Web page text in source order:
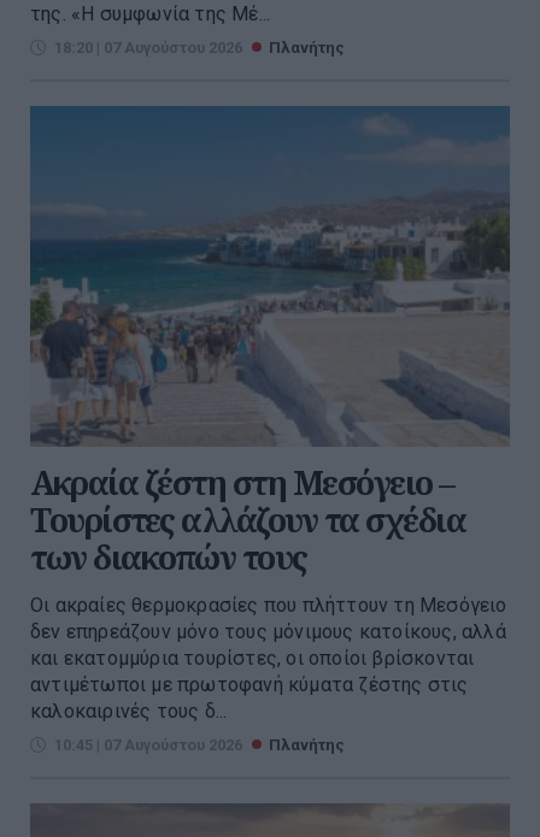
της. «Η συμφωνία της Μέ...
18:20 | 07 Αυγούστου 2026 Πλανήτης
Ακραία ζέστη στη Μεσόγειο –
Τουρίστες αλλάζουν τα σχέδια
των διακοπών τους
Οι ακραίες θερμοκρασίες που πλήττουν τη Μεσόγειο
δεν επηρεάζουν μόνο τους μόνιμους κατοίκους, αλλά
και εκατομμύρια τουρίστες, οι οποίοι βρίσκονται
αντιμέτωποι με πρωτοφανή κύματα ζέστης στις
καλοκαιρινές τους δ...
10:45 | 07 Αυγούστου 2026 Πλανήτης